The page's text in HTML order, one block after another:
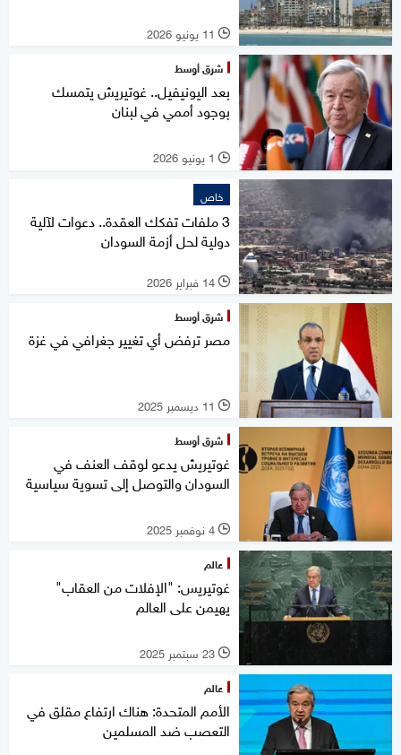
l 11 يونيو 2026
شرق أوسط
بعد اليونيفيل.. غوتيريش يتمسك
بوجود أممي في لبنان
l 1 يونيو 2026
خاص
3 ملفات تفكك العقدة.. دعوات لآلية
دولية لحل أزمة السودان
l 14 فبراير 2026
شرق أوسط
مصر ترفض أي تغيير جغرافي في غزة
l 11 ديسمبر 2025
شرق أوسط
غوتيريش يدعو لوقف العنف في
السودان والتوصل إلى تسوية سياسية
l 4 نوفمبر 2025
عالم
غوتيريس: "الإفلات من العقاب"
يهيمن على العالم
l 23 سبتمبر 2025
عالم
الأمم المتحدة: هناك ارتفاع مقلق في
التعصب ضد المسلمين